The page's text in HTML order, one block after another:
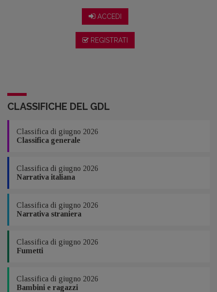
ACCEDI
REGISTRATI
CLASSIFICHE DEL GDL
Classifica di giugno 2026
Classifica generale
Classifica di giugno 2026
Narrativa italiana
Classifica di giugno 2026
Narrativa straniera
Classifica di giugno 2026
Fumetti
Classifica di giugno 2026
Bambini e ragazzi